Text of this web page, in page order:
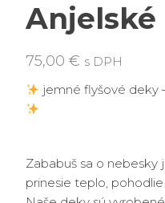
75,00 € s DPH
jemné flyšové deky
Zababuš sa o
prinesie teplo,